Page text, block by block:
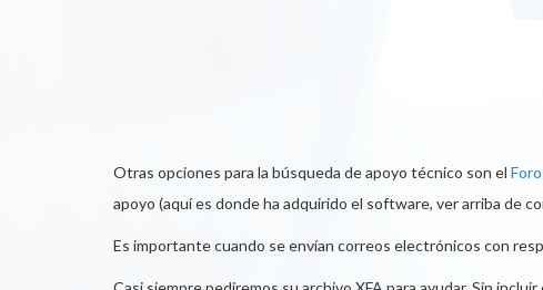
Otras opciones para la búsqueda de apoyo técnico son el
apoyo (aquí es donde ha adquirido el software, ver arriba de
Es importante cuando se envían correos electrónicos con